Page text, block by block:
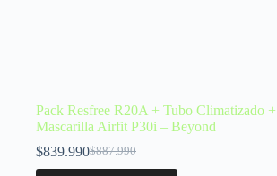
Pack Resfree R20A + Tubo Climatizado +
Mascarilla Airfit P30i – Beyond
$887.990
$839.990